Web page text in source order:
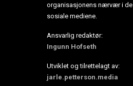
organisasjonens nærvær i de
sosiale mediene.
Ansvarlig redaktør:
Ingunn Hofseth
Utviklet og tilrettelagt av:
jarle.petterson.media